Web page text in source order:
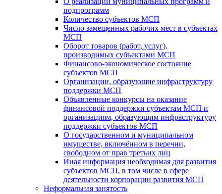
подпрограмм
Количество субъектов МСП
Число замещенных рабочих мест в субъектах
МСП
Оборот товаров (работ, услуг),
производимых субъектами МСП
Финансово-экономическое состояние
субъектов МСП
Организации, образующие инфраструктуру
поддержки МСП
Объявленные конкурсы на оказание
финансовой поддержки субъектам МСП и
организациям, образующим инфраструктуру
поддержки субъектов МСП
О государственном и муниципальном
имуществе, включённом в перечни,
свободном от прав третьих лиц
Иная информация необходимая для развития
субъектов МСП, в том числе в сфере
деятельности корпорации развития МСП
Неформальная занятость